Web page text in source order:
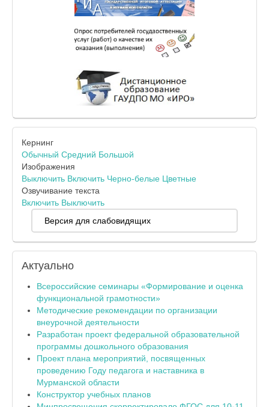
Кернинг
Обычный Средний Большой
Изображения
Выключить Включить Черно-белые Цветные
Озвучивание текста
Включить Выключить
Версия для слабовидящих
Актуально
Всероссийские семинары «Формирование и оценка
функциональной грамотности»
Методические рекомендации по организации
внеурочной деятельности
Разработан проект федеральной образовательной
программы дошкольного образования
Проект плана мероприятий, посвященных
проведению Году педагога и наставника в
Мурманской области
Конструктор учебных планов